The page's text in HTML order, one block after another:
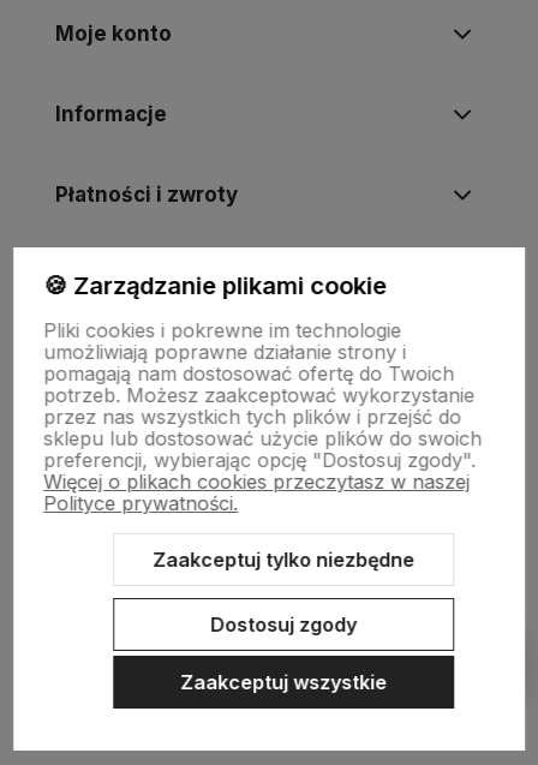
Moje konto
Informacje
Płatności i zwroty
Wsparcie
O nas
Sklep internetowy Shoper Premium
Szablon Shoper Modern 3.0™
🍪 Zarządzanie plikami cookie
Pliki cookies i pokrewne im technologie
umożliwiają poprawne działanie strony i
pomagają nam dostosować ofertę do Twoich
potrzeb. Możesz zaakceptować wykorzystanie
przez nas wszystkich tych plików i przejść do
sklepu lub dostosować użycie plików do swoich
preferencji, wybierając opcję "Dostosuj zgody".
Więcej o plikach cookies przeczytasz w naszej
Polityce prywatności.
Zaakceptuj tylko niezbędne
Dostosuj zgody
Zaakceptuj wszystkie